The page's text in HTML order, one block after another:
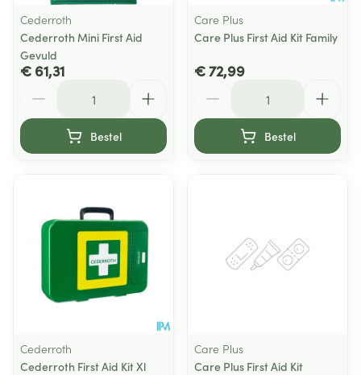
Cederroth
Cederroth Mini First Aid
Gevuld
€ 61,31
Bestel
Care Plus
Care Plus First Aid Kit Family
€ 72,99
Bestel
Cederroth
Cederroth First Aid Kit Xl
Care Plus
Care Plus First Aid Kit